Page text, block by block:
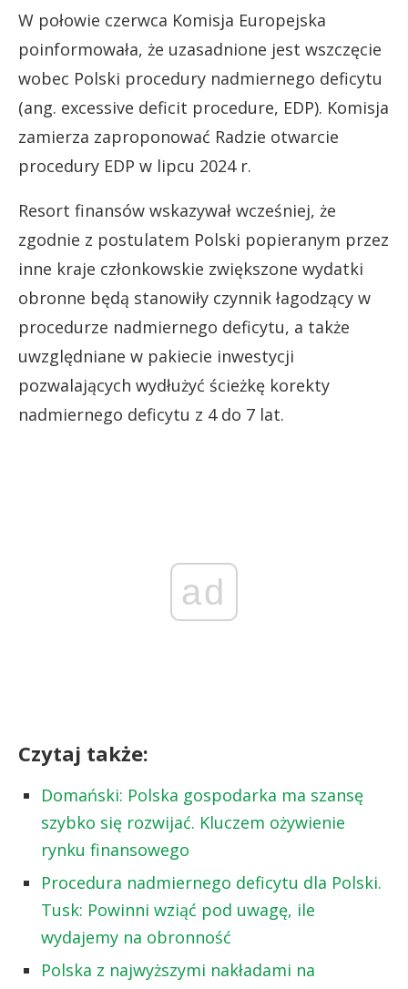
W połowie czerwca Komisja Europejska
poinformowała, że uzasadnione jest wszczęcie
wobec Polski procedury nadmiernego deficytu
(ang. excessive deficit procedure, EDP). Komisja
zamierza zaproponować Radzie otwarcie
procedury EDP w lipcu 2024 r.
Resort finansów wskazywał wcześniej, że
zgodnie z postulatem Polski popieranym przez
inne kraje członkowskie zwiększone wydatki
obronne będą stanowiły czynnik łagodzący w
procedurze nadmiernego deficytu, a także
uwzględniane w pakiecie inwestycji
pozwalających wydłużyć ścieżkę korekty
nadmiernego deficytu z 4 do 7 lat.
ad
Czytaj także:
Domański: Polska gospodarka ma szansę
szybko się rozwijać. Kluczem ożywienie
rynku finansowego
Procedura nadmiernego deficytu dla Polski.
Tusk: Powinni wziąć pod uwagę, ile
wydajemy na obronność
Polska z najwyższymi nakładami na